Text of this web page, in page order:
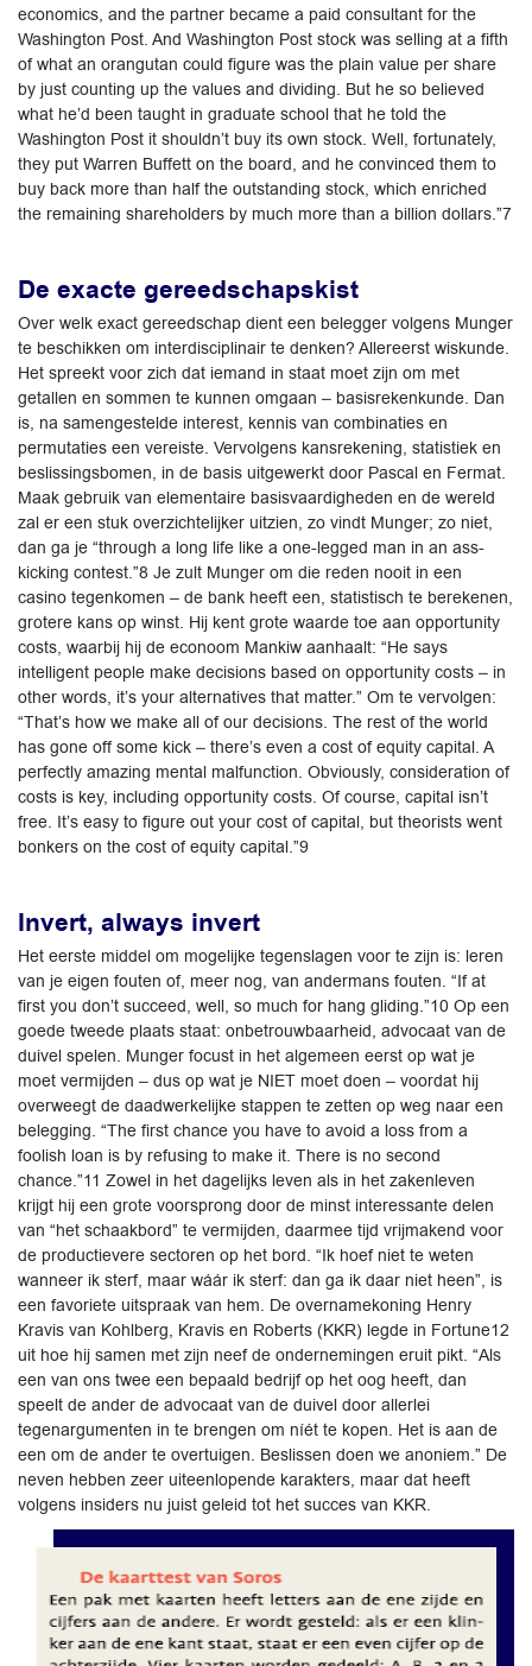
economics, and the partner became a paid consultant for the
Washington Post. And Washington Post stock was selling at a fifth
of what an orangutan could figure was the plain value per share
by just counting up the values and dividing. But he so believed
what he’d been taught in graduate school that he told the
Washington Post it shouldn’t buy its own stock. Well, fortunately,
they put Warren Buffett on the board, and he convinced them to
buy back more than half the outstanding stock, which enriched
the remaining shareholders by much more than a billion dollars.”7
De exacte gereedschapskist
Over welk exact gereedschap dient een belegger volgens Munger
te beschikken om interdisciplinair te denken? Allereerst wiskunde.
Het spreekt voor zich dat iemand in staat moet zijn om met
getallen en sommen te kunnen omgaan – basisrekenkunde. Dan
is, na samengestelde interest, kennis van combinaties en
permutaties een vereiste. Vervolgens kansrekening, statistiek en
beslissingsbomen, in de basis uitgewerkt door Pascal en Fermat.
Maak gebruik van elementaire basisvaardigheden en de wereld
zal er een stuk overzichtelijker uitzien, zo vindt Munger; zo niet,
dan ga je “through a long life like a one-legged man in an ass-
kicking contest.”8 Je zult Munger om die reden nooit in een
casino tegenkomen – de bank heeft een, statistisch te berekenen,
grotere kans op winst. Hij kent grote waarde toe aan opportunity
costs, waarbij hij de econoom Mankiw aanhaalt: “He says
intelligent people make decisions based on opportunity costs – in
other words, it’s your alternatives that matter.” Om te vervolgen:
“That’s how we make all of our decisions. The rest of the world
has gone off some kick – there’s even a cost of equity capital. A
perfectly amazing mental malfunction. Obviously, consideration of
costs is key, including opportunity costs. Of course, capital isn’t
free. It’s easy to figure out your cost of capital, but theorists went
bonkers on the cost of equity capital.”9
Invert, always invert
Het eerste middel om mogelijke tegenslagen voor te zijn is: leren
van je eigen fouten of, meer nog, van andermans fouten. “If at
first you don’t succeed, well, so much for hang gliding.”10 Op een
goede tweede plaats staat: onbetrouwbaarheid, advocaat van de
duivel spelen. Munger focust in het algemeen eerst op wat je
moet vermijden – dus op wat je NIET moet doen – voordat hij
overweegt de daadwerkelijke stappen te zetten op weg naar een
belegging. “The first chance you have to avoid a loss from a
foolish loan is by refusing to make it. There is no second
chance.”11 Zowel in het dagelijks leven als in het zakenleven
krijgt hij een grote voorsprong door de minst interessante delen
van “het schaakbord” te vermijden, daarmee tijd vrijmakend voor
de productievere sectoren op het bord. “Ik hoef niet te weten
wanneer ik sterf, maar wáár ik sterf: dan ga ik daar niet heen”, is
een favoriete uitspraak van hem. De overnamekoning Henry
Kravis van Kohlberg, Kravis en Roberts (KKR) legde in Fortune12
uit hoe hij samen met zijn neef de ondernemingen eruit pikt. “Als
een van ons twee een bepaald bedrijf op het oog heeft, dan
speelt de ander de advocaat van de duivel door allerlei
tegenargumenten in te brengen om níét te kopen. Het is aan de
een om de ander te overtuigen. Beslissen doen we anoniem.” De
neven hebben zeer uiteenlopende karakters, maar dat heeft
volgens insiders nu juist geleid tot het succes van KKR.